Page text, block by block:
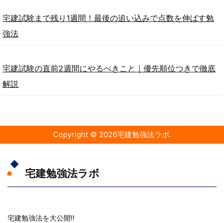
宅建試験まで残り1週間！最後の追い込みで点数を伸ばす勉
強法
宅建試験の直前2週間にやるべきこと｜優先順位つきで徹底
解説
Copyright © 2026宅建勉強法ラボ.
宅建勉強法ラボ
宅建勉強法を大公開!!